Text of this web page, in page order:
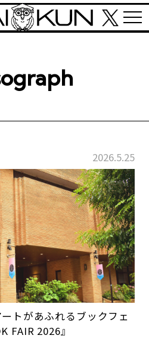
2026.5.25
トがあふれるブックフェ
FAIR 2026』